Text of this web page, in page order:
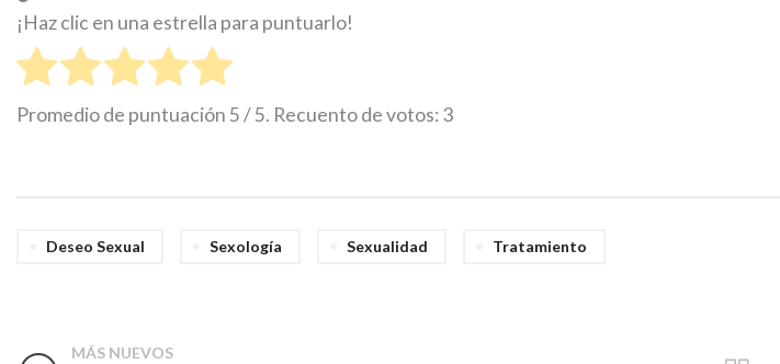
¡Haz clic en una estrella para puntuarlo!
Promedio de puntuación5/ 5. Recuento de votos: 3
Deseo Sexual Sexología Sexualidad Tratamiento
MÁS NUEVOS